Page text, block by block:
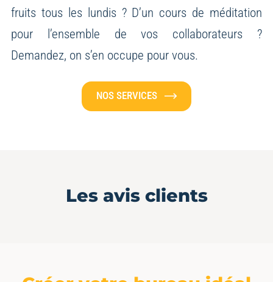
fruits tous les lundis ? D’un cours de méditation
pour l’ensemble de vos collaborateurs ?
Demandez, on s’en occupe pour vous.
NOS SERVICES
Les avis clients